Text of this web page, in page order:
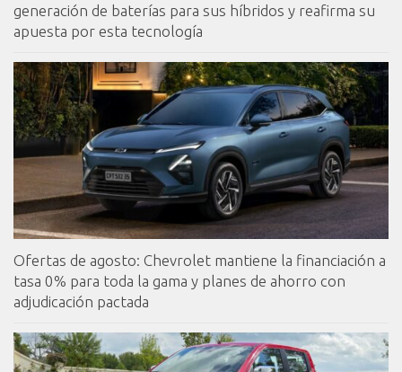
generación de baterías para sus híbridos y reafirma su
apuesta por esta tecnología
Ofertas de agosto: Chevrolet mantiene la financiación a
tasa 0% para toda la gama y planes de ahorro con
adjudicación pactada